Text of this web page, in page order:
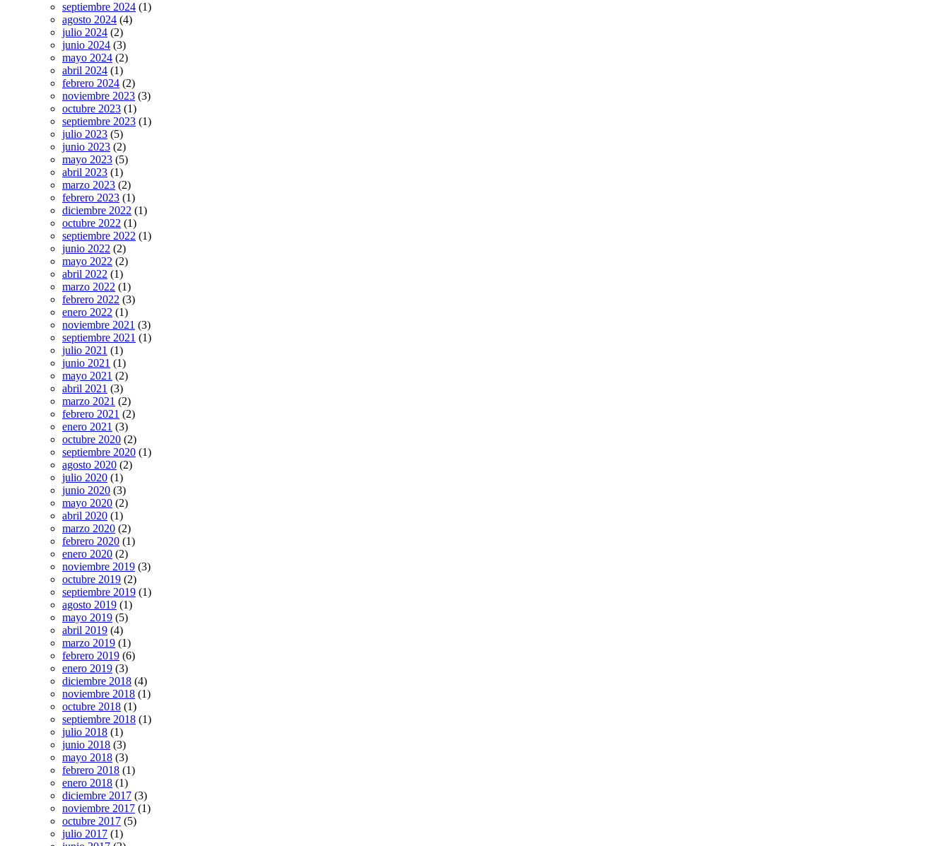
septiembre 2024 (1)
agosto 2024 (4)
julio 2024 (2)
junio 2024 (3)
mayo 2024 (2)
abril 2024 (1)
febrero 2024 (2)
noviembre 2023 (3)
octubre 2023 (1)
septiembre 2023 (1)
julio 2023 (5)
junio 2023 (2)
mayo 2023 (5)
abril 2023 (1)
marzo 2023 (2)
febrero 2023 (1)
diciembre 2022 (1)
octubre 2022 (1)
septiembre 2022 (1)
junio 2022 (2)
mayo 2022 (2)
abril 2022 (1)
marzo 2022 (1)
febrero 2022 (3)
enero 2022 (1)
noviembre 2021 (3)
septiembre 2021 (1)
julio 2021 (1)
junio 2021 (1)
mayo 2021 (2)
abril 2021 (3)
marzo 2021 (2)
febrero 2021 (2)
enero 2021 (3)
octubre 2020 (2)
septiembre 2020 (1)
agosto 2020 (2)
julio 2020 (1)
junio 2020 (3)
mayo 2020 (2)
abril 2020 (1)
marzo 2020 (2)
febrero 2020 (1)
enero 2020 (2)
noviembre 2019 (3)
octubre 2019 (2)
septiembre 2019 (1)
agosto 2019 (1)
mayo 2019 (5)
abril 2019 (4)
marzo 2019 (1)
febrero 2019 (6)
enero 2019 (3)
diciembre 2018 (4)
noviembre 2018 (1)
octubre 2018 (1)
septiembre 2018 (1)
julio 2018 (1)
junio 2018 (3)
mayo 2018 (3)
febrero 2018 (1)
enero 2018 (1)
diciembre 2017 (3)
noviembre 2017 (1)
octubre 2017 (5)
julio 2017 (1)